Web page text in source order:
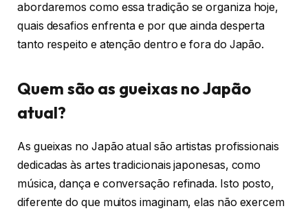
abordaremos como essa tradição se organiza hoje,
quais desafios enfrenta e por que ainda desperta
tanto respeito e atenção dentro e fora do Japão.
Quem são as gueixas no Japão
atual?
As gueixas no Japão atual são artistas profissionais
dedicadas às artes tradicionais japonesas, como
música, dança e conversação refinada. Isto posto,
diferente do que muitos imaginam, elas não exercem